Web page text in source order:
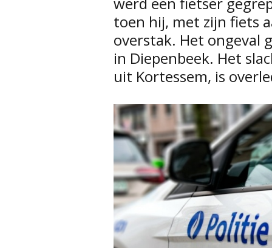
toen hij, met zijn fiets
overstak. Het ongeval
in Diepenbeek. Het
uit Kortessem, is